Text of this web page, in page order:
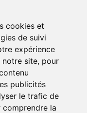
cookies et
de suivi
expérience
site, pour
publicités
le trafic de
la